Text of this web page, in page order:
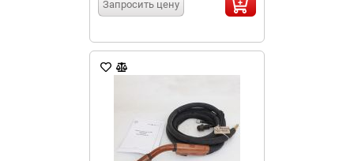
Запросить цену